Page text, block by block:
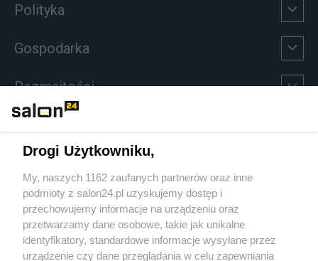
Polityka
Gospodarka
Rozmaitości
Sport
Społeczeństwo
Kultura
Drogi Użytkowniku,
My, naszych 1162 zaufanych partnerów oraz inne
podmioty z salon24.pl uzyskujemy dostęp i
przechowujemy informacje na urządzeniu oraz
przetwarzamy dane osobowe, takie jak unikalne
identyfikatory, standardowe informacje wysyłane przez
urządzenie czy dane przeglądania w celu zapewniania